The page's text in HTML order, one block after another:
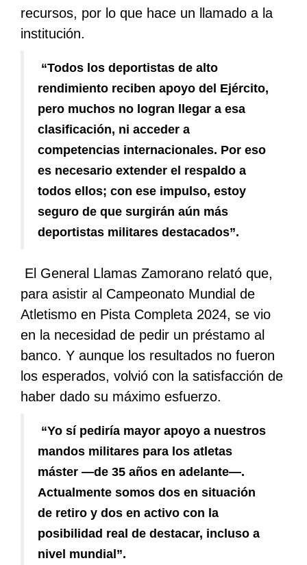
recursos, por lo que hace un llamado a la
institución.
“Todos los deportistas de alto
rendimiento reciben apoyo del Ejército,
pero muchos no logran llegar a esa
clasificación, ni acceder a
competencias internacionales. Por eso
es necesario extender el respaldo a
todos ellos; con ese impulso, estoy
seguro de que surgirán aún más
deportistas militares destacados”.
El General Llamas Zamorano relató que,
para asistir al Campeonato Mundial de
Atletismo en Pista Completa 2024, se vio
en la necesidad de pedir un préstamo al
banco. Y aunque los resultados no fueron
los esperados, volvió con la satisfacción de
haber dado su máximo esfuerzo.
“Yo sí pediría mayor apoyo a nuestros
mandos militares para los atletas
máster —de 35 años en adelante—.
Actualmente somos dos en situación
de retiro y dos en activo con la
posibilidad real de destacar, incluso a
nivel mundial”.